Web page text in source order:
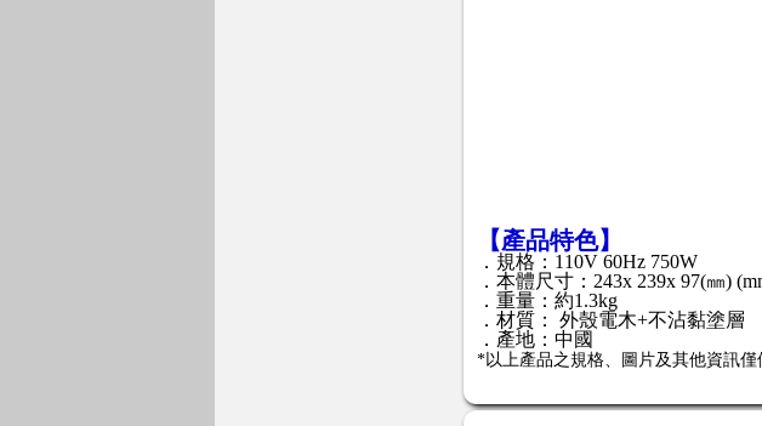
【產品特色】
．規格：110V 60Hz 750W
．本體尺寸：243x 239x 97(㎜)
．重量：約1.3kg
．材質： 外殼電木+不沾黏塗層
．產地：中國
*以上產品之規格、圖片及其他資訊僅